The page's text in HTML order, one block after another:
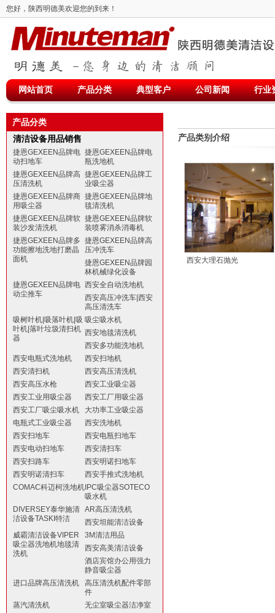
您好，陕西明德美欢迎您的到来！
网站首页 产品分类 典型客户 公司新闻 行业
产品分类
清洁设备用品销售
捷恩GEXEEN品牌电
动扫地车
捷恩GEXEEN品牌电
瓶洗地机
捷恩GEXEEN品牌高
压清洗机
捷恩GEXEEN品牌工
业吸尘器
捷恩GEXEEN品牌商
用吸尘器
捷恩GEXEEN品牌地
毯清洗机
捷恩GEXEEN品牌软
装沙发清洗机
捷恩GEXEEN品牌软
装喷雾消杀消毒机
捷恩GEXEEN品牌多
功能擦地洗地打磨晶
面机
捷恩GEXEEN品牌高
压冲洗车
捷恩GEXEEN品牌园
林机械绿化设备
捷恩GEXEEN品牌电
动尘推车
西安全自动洗地机
西安高压冲洗车|西安
高压清洗车
吸树叶机|吸落叶机|吸
叶机|落叶垃圾清扫机
器
吸尘吸水机
西安地毯清洗机
西安多功能洗地机
西安电瓶式洗地机
西安扫地机
西安清扫机
西安高压清洗机
西安高压水枪
西安工业吸尘器
西安工业用吸尘器
西安工厂用吸尘器
西安工厂吸尘吸水机
大功率工业吸尘器
电瓶式工业吸尘器
西安洗地机
西安扫地车
西安电瓶扫地车
西安电动扫地车
西安清扫车
西安扫路车
西安明诺扫地车
西安明诺清扫车
西安手推式洗地机
COMAC科迈柯洗地机 IPC吸尘器SOTECO
吸水机
DIVERSEY泰华施清
洁设备TASKI特洁
AR高压清洗机
西安坦能清洁设备
威霸清洁设备VIPER
吸尘器洗地机地毯清
洗机
3M清洁用品
西安高美清洁设备
酒店宾馆办公用强力
静音吸尘器
进口品牌高压清洗机
高压清洗机配件零部
件
蒸汽清洗机
无尘室吸尘器洁净室
产品类别介绍
西安大理石抛光